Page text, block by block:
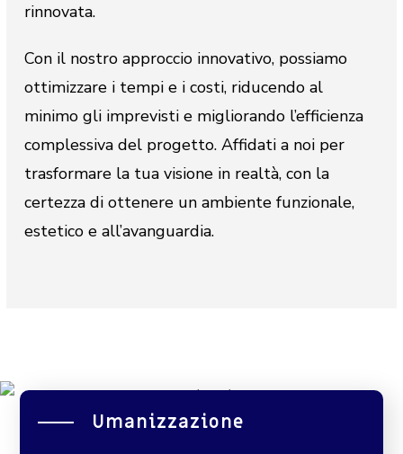
rinnovata.
Con il nostro approccio innovativo, possiamo
ottimizzare i tempi e i costi, riducendo al
minimo gli imprevisti e migliorando l’efficienza
complessiva del progetto. Affidati a noi per
trasformare la tua visione in realtà, con la
certezza di ottenere un ambiente funzionale,
estetico e all’avanguardia.
Umanizzazione